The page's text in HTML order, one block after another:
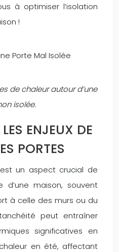
à optimiser l’isolation
!
de chaleur autour d’une
isolée.
ENJEUX DE
PORTES
un aspect crucial de
d’une maison, souvent
à celle des murs ou du
peut entraîner
significatives en
en été, affectant